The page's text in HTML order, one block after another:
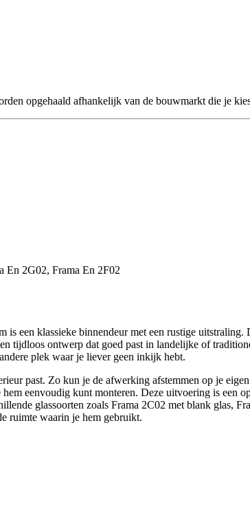
opgehaald afhankelijk van de bouwmarkt die je
En 2G02, Frama En 2F02
klassieke binnendeur met een rustige uitstraling.
tijdloos ontwerp dat goed past in landelijke of
plek waar je liever geen inkijk hebt.
past. Zo kun je de afwerking afstemmen op je
eenvoudig kunt monteren. Deze uitvoering is een
glassoorten zoals Frama 2C02 met blank glas,
ruimte waarin je hem gebruikt.